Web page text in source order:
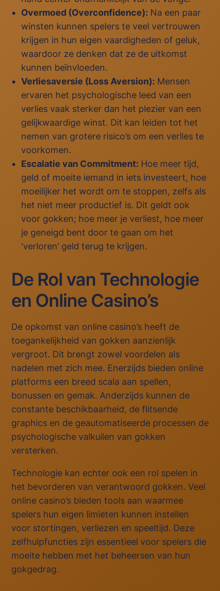
Overmoed (Overconfidence): Na een paar
winsten kunnen spelers te veel vertrouwen
krijgen in hun eigen vaardigheden of geluk,
waardoor ze denken dat ze de uitkomst
kunnen beïnvloeden.
Verliesaversie (Loss Aversion): Mensen
ervaren het psychologische leed van een
verlies vaak sterker dan het plezier van een
gelijkwaardige winst. Dit kan leiden tot het
nemen van grotere risico’s om een verlies te
voorkomen.
Escalatie van Commitment: Hoe meer tijd,
geld of moeite iemand in iets investeert, hoe
moeilijker het wordt om te stoppen, zelfs als
het niet meer productief is. Dit geldt ook
voor gokken; hoe meer je verliest, hoe meer
je geneigd bent door te gaan om het
‘verloren’ geld terug te krijgen.
De Rol van Technologie
en Online Casino’s
De opkomst van online casino’s heeft de
toegankelijkheid van gokken aanzienlijk
vergroot. Dit brengt zowel voordelen als
nadelen met zich mee. Enerzijds bieden online
platforms een breed scala aan spellen,
bonussen en gemak. Anderzijds kunnen de
constante beschikbaarheid, de flitsende
graphics en de geautomatiseerde processen de
psychologische valkuilen van gokken
versterken.
Technologie kan echter ook een rol spelen in
het bevorderen van verantwoord gokken. Veel
online casino’s bieden tools aan waarmee
spelers hun eigen limieten kunnen instellen
voor stortingen, verliezen en speeltijd. Deze
zelfhulpfuncties zijn essentieel voor spelers die
moeite hebben met het beheersen van hun
gokgedrag.